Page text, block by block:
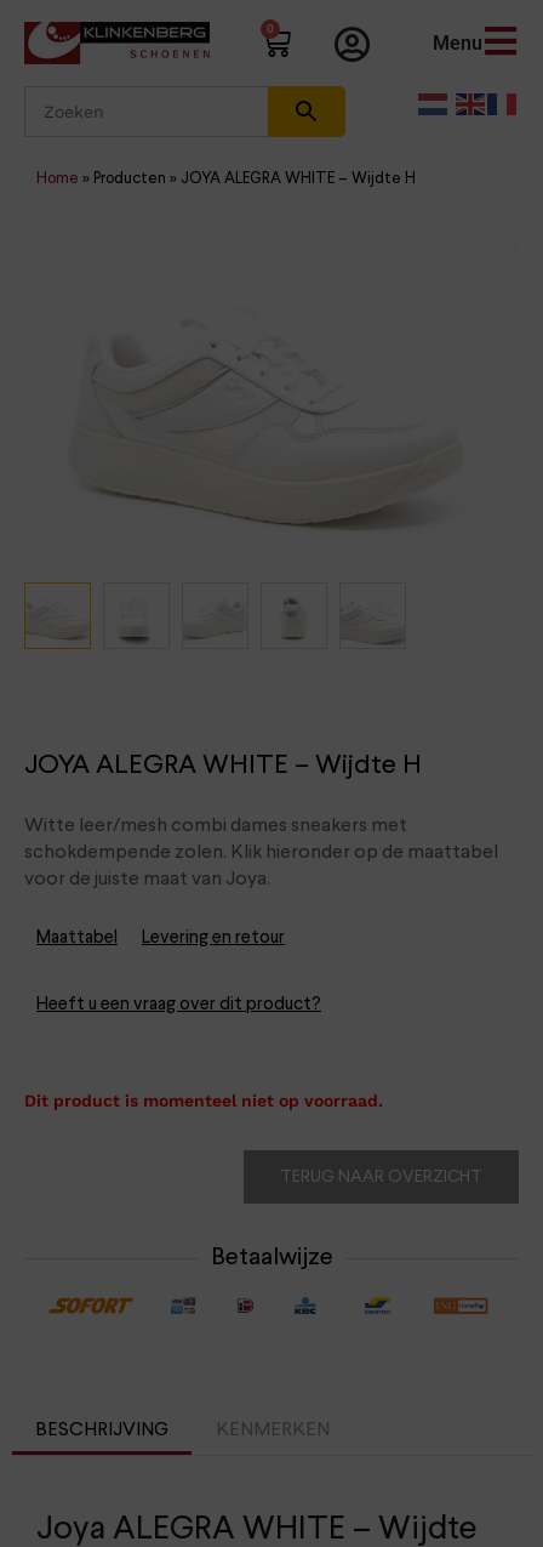
0
Menu
Home » Producten » JOYA ALEGRA WHITE – Wijdte H
JOYA ALEGRA WHITE – Wijdte H
Witte leer/mesh combi dames sneakers met
schokdempende zolen. Klik hieronder op de maattabel
voor de juiste maat van Joya.
Maattabel Levering en retour
Heeft u een vraag over dit product?
Dit product is momenteel niet op voorraad.
TERUG NAAR OVERZICHT
Betaalwijze
BESCHRIJVING KENMERKEN
Joya ALEGRA WHITE – Wijdte